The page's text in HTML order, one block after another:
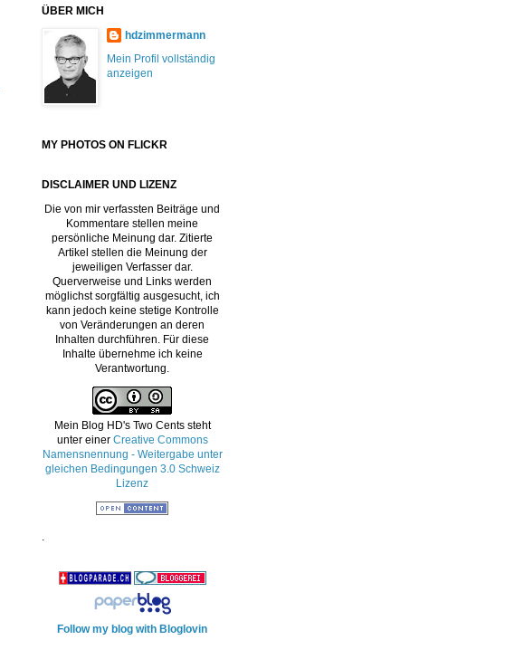
ÜBER MICH
hdzimmermann
Mein Profil vollständig
anzeigen
MY PHOTOS ON FLICKR
DISCLAIMER UND LIZENZ
Die von mir verfassten Beiträge und
Kommentare stellen meine
persönliche Meinung dar. Zitierte
Artikel stellen die Meinung der
jeweiligen Verfasser dar.
Querverweise und Links werden
möglichst sorgfältig ausgesucht, ich
kann jedoch keine stetige Kontrolle
von Veränderungen an deren
Inhalten durchführen. Für diese
Inhalte übernehme ich keine
Verantwortung.
Mein Blog HD's Two Centssteht
unter einer Creative Commons
Namensnennung - Weitergabe unter
gleichen Bedingungen 3.0 Schweiz
Lizenz
.
Follow my blog with Bloglovin